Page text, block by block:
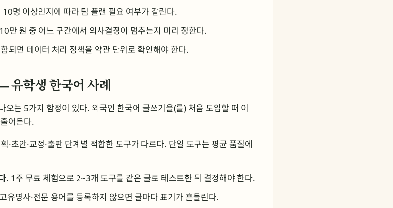
명 이상인지에 따라 팀 플랜 필요 여부가 갈린다.
만 원 중 어느 구간에서 의사결정이 멈추는지 미리 정한다.
되면 데이터 처리 정책을 약관 단위로 확인해야 한다.
유학생 한국어 사례
오는 5가지 함정이 있다. 외국인 한국어 글쓰기을(를) 처음 도입할 때 이
어든다.
·초안·교정·출판 단계별 적합한 도구가 다르다. 단일 도구는 평균 품질에
. 1주 무료 체험으로 2~3개 도구를 같은 글로 테스트한 뒤 결정해야 한다.
유명사·전문 용어를 등록하지 않으면 글마다 표기가 흔들린다.